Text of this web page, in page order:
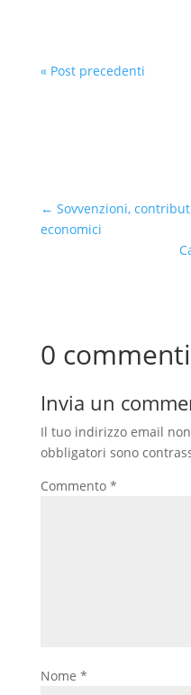
« Post precedenti
← Sovvenzioni,
economici
0 commenti
Invia un
Il tuo indirizzo email
obbligatori sono
Commento *
Nome *